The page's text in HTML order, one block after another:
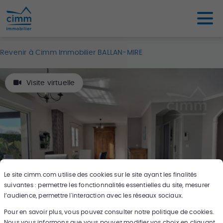
Le site cimm.comutilise des cookies sur le site ayant les finalités
suivantes : permettre les fonctionnalités essentielles du site, mesurer
l’audience, permettre l'interaction avec les réseaux sociaux.
Pour en savoir plus, vous pouvez consulter notre politique de cookies.
Revenir à Cimm Immobilier BALLAN-MIRE
Visite virtuelle
9photos